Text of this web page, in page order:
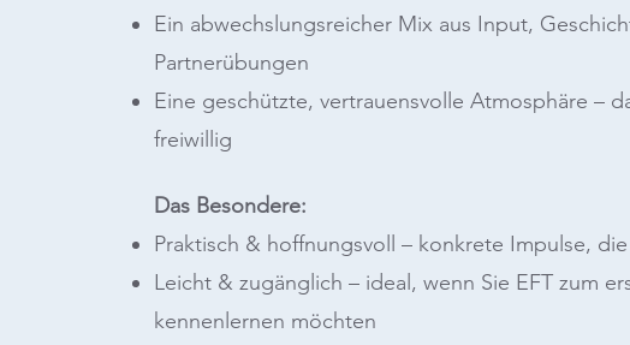
Ein abwechslungsreicher Mix aus Input,
Partnerübungen
Eine geschützte, vertrauensvolle Atmosphäre –
freiwillig
Das Besondere:
Praktisch & hoffnungsvoll – konkrete Impulse,
Leicht & zugänglich – ideal, wenn Sie EFT zum
kennenlernen möchten